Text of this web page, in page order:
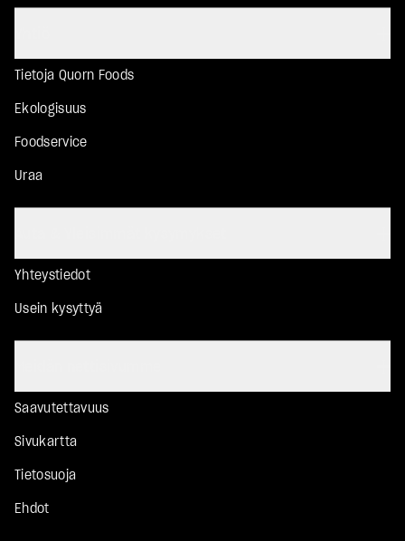
Tietoja Quorn Foods
Ekologisuus
Foodservice
Uraa
Yhteystiedot
Usein kysyttyä
Saavutettavuus
Sivukartta
Tietosuoja
Ehdot